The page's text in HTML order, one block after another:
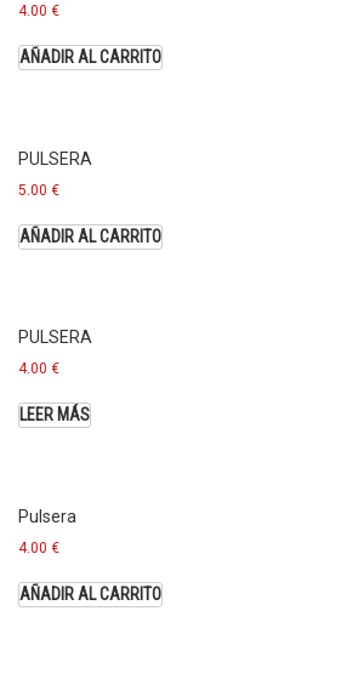
4.00 €
AÑADIR AL CARRITO
PULSERA
5.00 €
AÑADIR AL CARRITO
PULSERA
4.00 €
LEER MÁS
Pulsera
4.00 €
AÑADIR AL CARRITO